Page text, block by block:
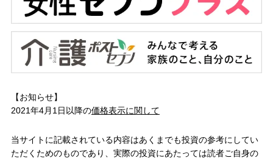
【お知らせ】
2021年4月1日以降の価格表示に関して
当サイトに記載されている内容はあくまでも投資の参考にしてい
ただくためのものであり、実際の投資にあたっては読者ご自身の